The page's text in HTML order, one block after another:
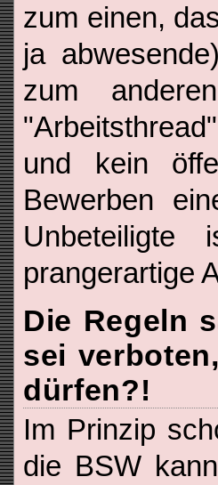
zum einen,
ja
zum
und kein
Bewerben
Unbeteiligte
prangerartige
Die Regeln
sei
dürfen?!
Im Prinzip
die BSW